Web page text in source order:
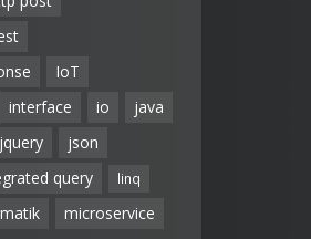
IoT
interface io
java
jquery
json
query
linq
microservice